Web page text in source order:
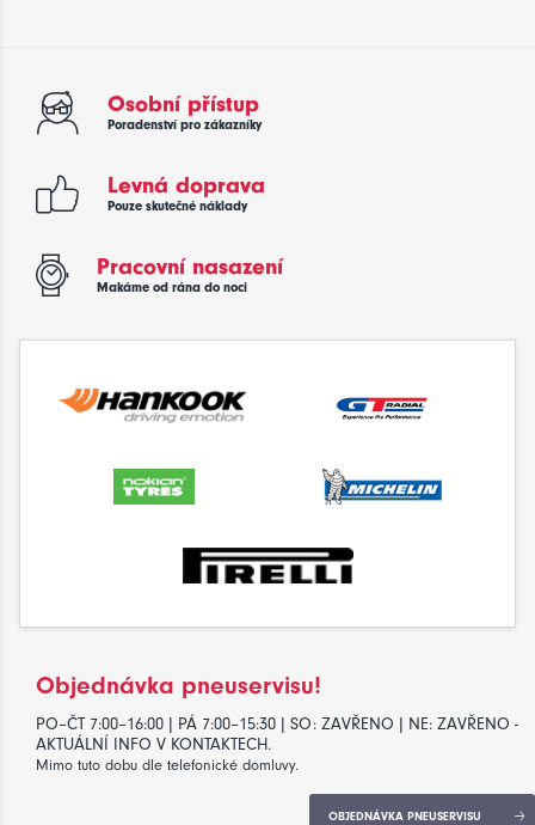
Osobní přístup
Poradenství pro zákazníky
Levná doprava
Pouze skutečné náklady
Pracovní nasazení
Makáme od rána do noci
Objednávka pneuservisu!
PO–ČT 7:00–16:00 | PÁ 7:00–15:30 | SO: ZAVŘENO | NE: ZAVŘENO -
AKTUÁLNÍ INFO V KONTAKTECH.
Mimo tuto dobu dle telefonické domluvy.
OBJEDNÁVKA PNEUSERVISU